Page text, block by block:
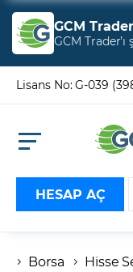
GCM Trader
GCM
Lisans No: G-039
HESAP AÇ
Hesap numaranız
Borsa Hisse